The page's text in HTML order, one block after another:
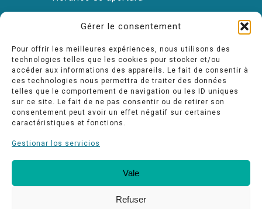
Gérer le consentement
Pour offrir les meilleures expériences, nous utilisons des
technologies telles que les cookies pour stocker et/ou
accéder aux informations des appareils. Le fait de consentir à
ces technologies nous permettra de traiter des données
telles que le comportement de navigation ou les ID uniques
sur ce site. Le fait de ne pas consentir ou de retirer son
consentement peut avoir un effet négatif sur certaines
caractéristiques et fonctions.
Gestionar los servicios
Vale
Refuser
Oficina de Turismo
Nuestros compromisos de calidad